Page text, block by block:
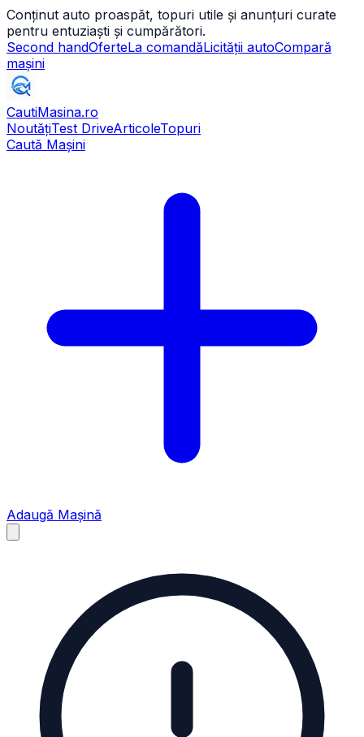
Conținut auto proaspăt, topuri utile și anunțuri curate
pentru entuziaști și cumpărători.
Second handOferteLa comandăLicității autoCompară
mașini
CautiMasina.ro
NoutățiTest DriveArticoleTopuri
Caută Mașini
Adaugă Mașină